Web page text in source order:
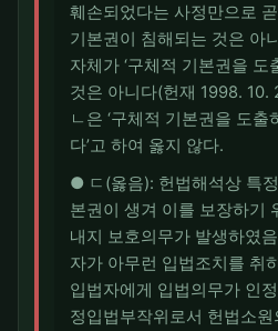
훼손되었다는 사정만으로
기본권이 침해되는 것은 아
자체가 ‘구체적 기본권을 도
것은 아니다(헌재 1998. 10.
ㄴ은 ‘구체적 기본권을 도
다’고 하여 옳지 않다.
● ㄷ(옳음): 헌법해석상 특
본권이 생겨 이를 보장하기
내지 보호의무가 발생하였
자가 아무런 입법조치를 취
입법자에게 입법의무가 인
정입법부작위로서 헌법소